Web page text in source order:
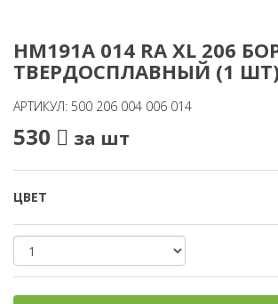
HM191A 014 RA XL 206
ТВЕРДОСПЛАВНЫЙ (1
АРТИКУЛ: 500 206 004 006 014
530 за шт
ЦВЕТ